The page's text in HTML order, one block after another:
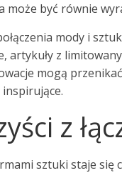
może być równie
mody i
z
mogą
z
sztuki staje się